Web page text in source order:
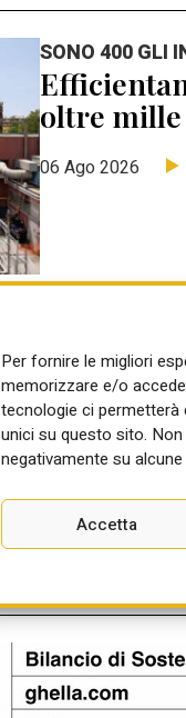
Per fornire le migliori
memorizzare e/o
tecnologie ci permetterà
unici su questo sito.
negativamente su
Accetta
SONO 400 GLI
oltre mille
06 Ago 2026
Parte il
gamba
05 Ago 2026